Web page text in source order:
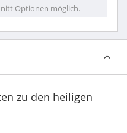
Optionen möglich.
zu den heiligen